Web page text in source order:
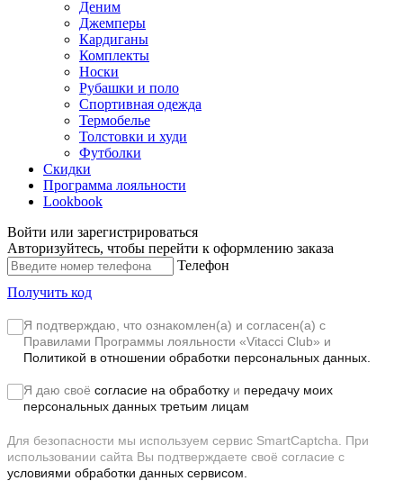
Деним
Джемперы
Кардиганы
Комплекты
Носки
Рубашки и поло
Спортивная одежда
Термобелье
Толстовки и худи
Футболки
Скидки
Программа лояльности
Lookbook
Войти или зарегистрироваться
Авторизуйтесь, чтобы перейти к оформлению заказа
Телефон
Получить код
Я подтверждаю, что ознакомлен(а) и согласен(а) с
Правилами Программы лояльности «Vitacci Club» и
Политикой в отношении обработки персональных данных.
Я даю своё согласие на обработку и передачу моих
персональных данных третьим лицам
Для безопасности мы используем сервис SmartCaptcha. При
использовании сайта Вы подтверждаете своё согласие с
условиями обработки данных сервисом.